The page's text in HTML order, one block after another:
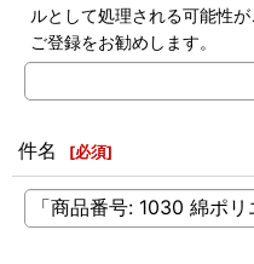
ルとして処理される可能性
ご登録をお勧めします。
件名 [必須]